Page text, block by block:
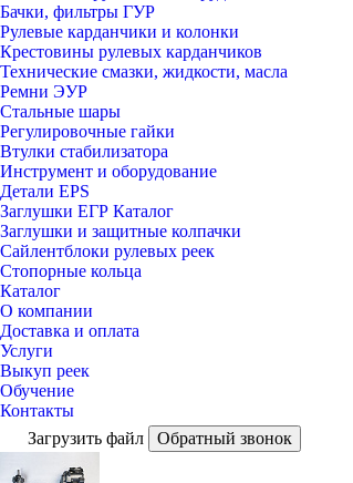
Бачки, фильтры ГУР
Рулевые карданчики и колонки
Крестовины рулевых карданчиков
Технические смазки, жидкости, масла
Ремни ЭУР
Стальные шары
Регулировочные гайки
Втулки стабилизатора
Инструмент и оборудование
Детали EPS
Заглушки ЕГР Каталог
Заглушки и защитные колпачки
Сайлентблоки рулевых реек
Стопорные кольца
Каталог
О компании
Доставка и оплата
Услуги
Выкуп реек
Обучение
Контакты
Загрузить файл
Обратный звонок